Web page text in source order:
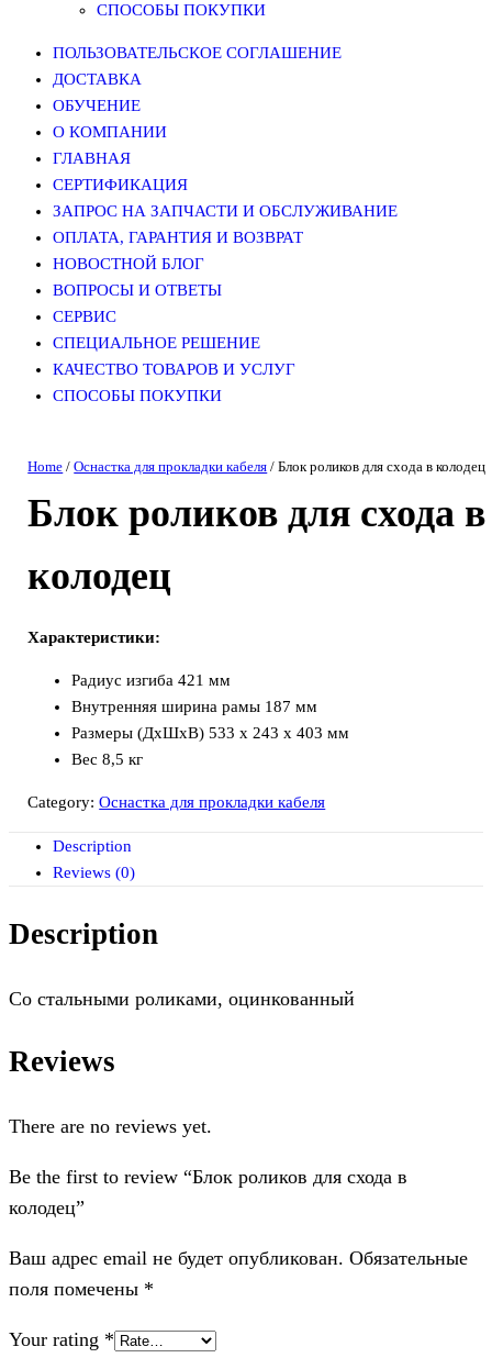
СПОСОБЫ ПОКУПКИ
ПОЛЬЗОВАТЕЛЬСКОЕ СОГЛАШЕНИЕ
ДОСТАВКА
ОБУЧЕНИЕ
О КОМПАНИИ
ГЛАВНАЯ
СЕРТИФИКАЦИЯ
ЗАПРОС НА ЗАПЧАСТИ И ОБСЛУЖИВАНИЕ
ОПЛАТА, ГАРАНТИЯ И ВОЗВРАТ
НОВОСТНОЙ БЛОГ
ВОПРОСЫ И ОТВЕТЫ
СЕРВИС
СПЕЦИАЛЬНОЕ РЕШЕНИЕ
КАЧЕСТВО ТОВАРОВ И УСЛУГ
СПОСОБЫ ПОКУПКИ
Home /Оснастка для прокладки кабеля / Блок роликов для схода в колодец
Блок роликов для схода в
колодец
Характеристики:
Радиус изгиба 421 мм
Внутренняя ширина рамы 187 мм
Размеры (ДхШхВ) 533 x 243 x 403 мм
Вес 8,5 кг
Category:Оснастка для прокладки кабеля
Description
Reviews (0)
Description
Со стальными роликами, оцинкованный
Reviews
There are no reviews yet.
Be the first to review “Блок роликов для схода в
колодец”
Ваш адрес email не будет опубликован. Обязательные
поля помечены *
Your rating *